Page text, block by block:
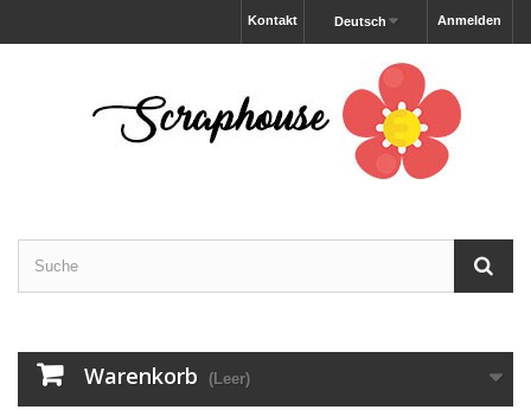
Anmelden
Deutsch
Kontakt
Warenkorb (Leer)